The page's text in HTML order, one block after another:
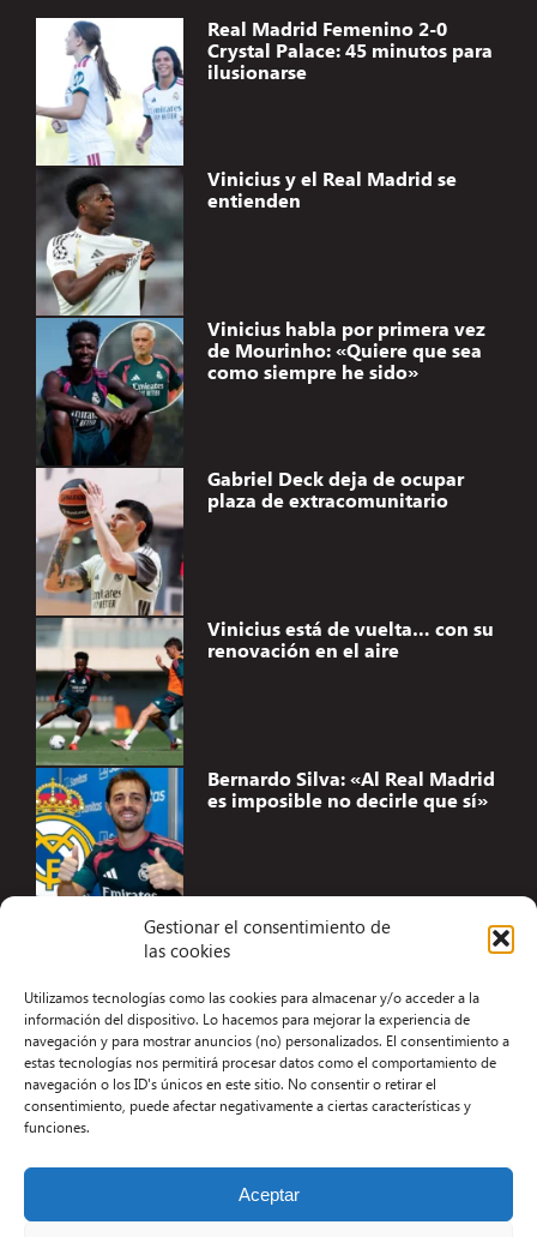
Gestionar el consentimiento de
las cookies
Utilizamos tecnologías como las cookies para almacenar y/o acceder a la
información del dispositivo. Lo hacemos para mejorar la experiencia de
navegación y para mostrar anuncios (no) personalizados. El consentimiento a
estas tecnologías nos permitirá procesar datos como el comportamiento de
navegación o los ID's únicos en este sitio. No consentir o retirar el
consentimiento, puede afectar negativamente a ciertas características y
funciones.
Aceptar
Real Madrid Femenino 2-0
Crystal Palace: 45 minutos para
ilusionarse
Vinicius y el Real Madrid se
entienden
Vinicius habla por primera vez
de Mourinho: «Quiere que sea
como siempre he sido»
Gabriel Deck deja de ocupar
plaza de extracomunitario
Vinicius está de vuelta… con su
renovación en el aire
Bernardo Silva: «Al Real Madrid
es imposible no decirle que sí»
Aviso Legal
Términos y condiciones
Política de privacidad
Contacto
Desarrollo Web por Kiwop